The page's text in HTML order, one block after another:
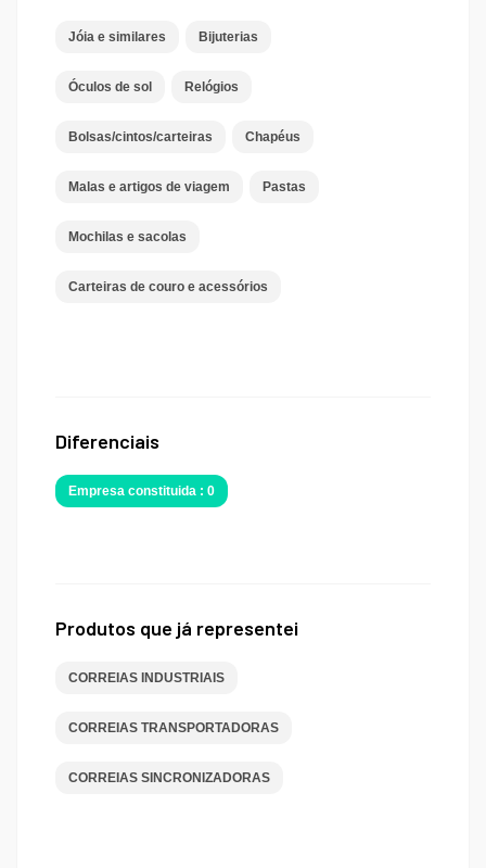
Jóia e similares Bijuterias
Óculos de sol Relógios
Bolsas/cintos/carteiras Chapéus
Malas e artigos de viagem Pastas
Mochilas e sacolas
Carteiras de couro e acessórios
Diferenciais
Empresa constituida : 0
Produtos que já representei
CORREIAS INDUSTRIAIS
CORREIAS TRANSPORTADORAS
CORREIAS SINCRONIZADORAS